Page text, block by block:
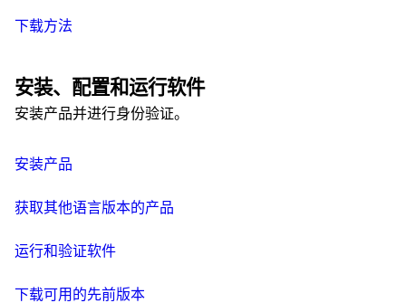
下载方法
安装、配置和运行软件
安装产品并进行身份验证。
安装产品
获取其他语言版本的产品
运行和验证软件
下载可用的先前版本